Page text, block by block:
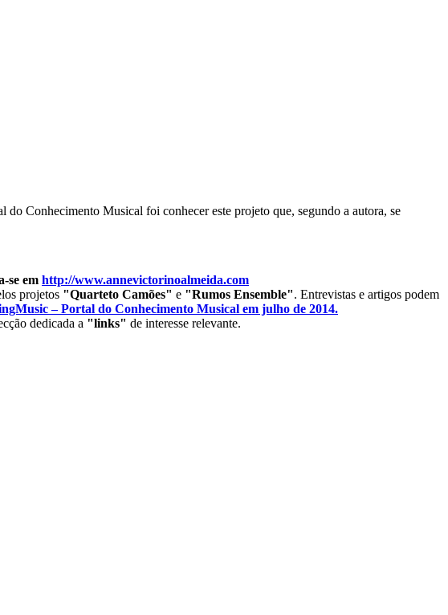
Conhecimento Musical foi conhecer este projeto que, segundo a autora, se
se em http://www.annevictorinoalmeida.com
projetos "Quarteto Camões" e "Rumos Ensemble". Entrevistas e artigos podem
– Portal do Conhecimento Musical em julho de 2014.
dedicada a "links" de interesse relevante.